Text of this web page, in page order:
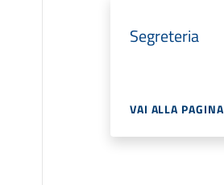
Segreteria
VAI ALLA PAGINA